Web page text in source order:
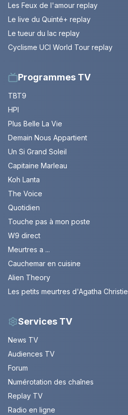
Les Feux de l'amour replay
Le live du Quinté+ replay
Le tueur du lac replay
Cyclisme UCI World Tour replay
Programmes TV
TBT9
HPI
Plus Belle La Vie
Demain Nous Appartient
Un Si Grand Soleil
Capitaine Marleau
Koh Lanta
The Voice
Quotidien
Touche pas à mon poste
W9 direct
Meurtres a ...
Cauchemar en cuisine
Alien Theory
Les petits meurtres d'Agatha Christie
Services TV
News TV
Audiences TV
Forum
Numérotation des chaînes
Replay TV
Radio en ligne